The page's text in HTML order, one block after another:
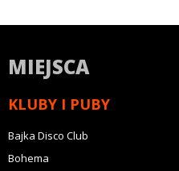
MIEJSCA
KLUBY I PUBY
Bajka Disco Club
Bohema